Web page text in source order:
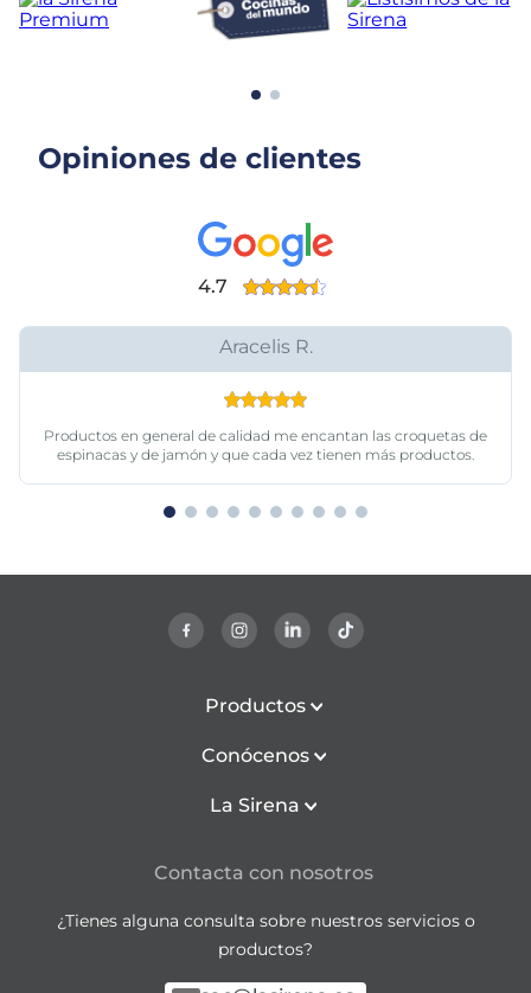
Opiniones de clientes
4.7
Aracelis R.
Productos en general de calidad me encantan las croquetas de
espinacas y de jamón y que cada vez tienen más productos.
Productos
Conócenos
La Sirena
Contacta con nosotros
¿Tienes alguna consulta sobre nuestros servicios o
productos?